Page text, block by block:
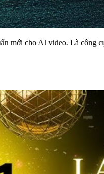
cho AI video. Là công